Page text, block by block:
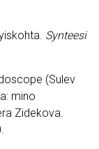
Synteesi
(Sulev
mino
Zidekova.